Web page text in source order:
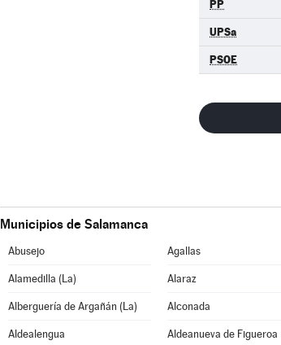
PP
UPSa
PSOE
Municipios de Salamanca
Abusejo Agallas
Alamedilla (La) Alaraz
Alberguería de Argañán (La) Alconada
Aldealengua Aldeanueva de Figueroa